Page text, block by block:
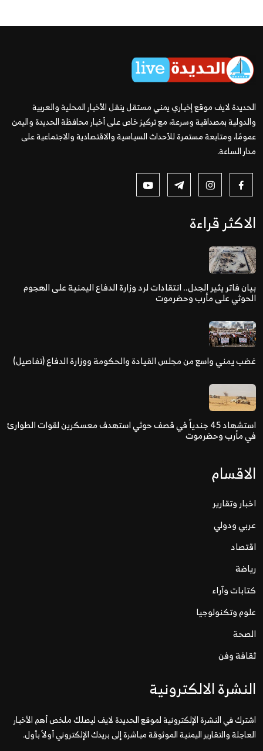
الحديدة لايف موقع إخباري يمني مستقل ينقل الأخبار المحلية والعربية
والدولية بمصداقية وسرعة، مع تركيز خاص على أخبار محافظة الحديدة واليمن
عمومًا، ومتابعة مستمرة للأحداث السياسية والاقتصادية والاجتماعية على
مدار الساعة.
الاكثر قراءة
بيان فاتر يثير الجدل.. انتقادات لرد وزارة الدفاع اليمنية على الهجوم
الحوثي على مأرب وحضرموت
غضب يمني واسع من مجلس القيادة والحكومة ووزارة الدفاع (تفاصيل)
استشهاد 45 جندياً في قصف حوثي استهدف معسكرين لقوات الطوارئ
في مأرب وحضرموت
الاقسام
اخبار وتقارير
عربي ودولي
اقتصاد
رياضة
كتابات وآراء
علوم وتكنولوجيا
الصحة
ثقافة وفن
النشرة الالكترونية
اشترك في النشرة الإلكترونية لموقع الحديدة لايف ليصلك ملخص أهم الأخبار
العاجلة والتقارير اليمنية الموثوقة مباشرة إلى بريدك الإلكتروني أولاً بأول.